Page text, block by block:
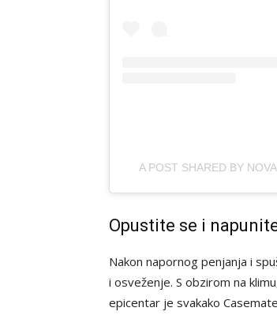
A POST SHARED BY
Opustite se i
Nakon napornog penjanja i
i osveženje. S obzirom na
epicentar je svakako